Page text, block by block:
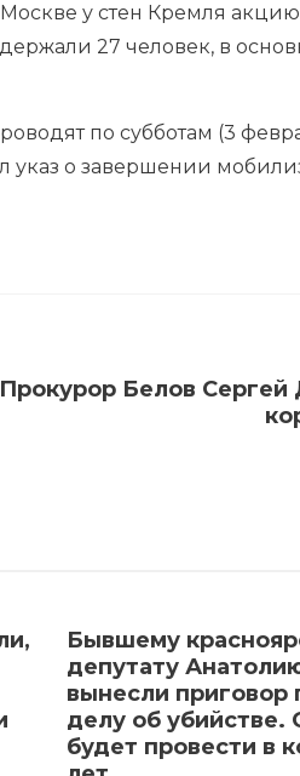
у стен Кремля
27 человек, в
по субботам (3
указ о завершении
Прокурор Белов Сергей
Бывшему
депутату
вынесли приговор
делу об
будет провести в